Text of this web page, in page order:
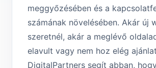
meggyőzésében és a
számának növelésében. Akár új
szeretnél, akár a meglévő
elavult vagy nem hoz elég
DigitalPartners segít abban,